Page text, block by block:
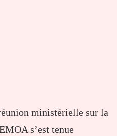
ministérielle sur la
s’est tenue